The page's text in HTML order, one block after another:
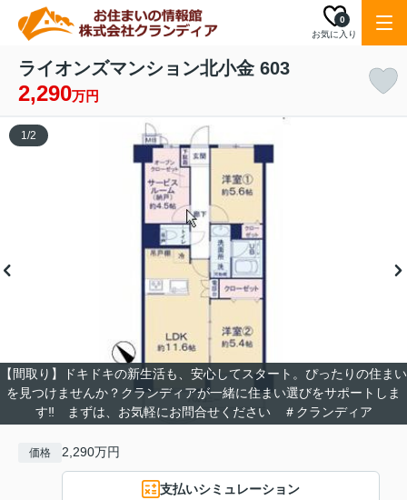
お気に入り
0
ライオンズマンション北小金 603
2,290万円
【間取り】ドキドキの新生活も、安心してスタート。ぴったりの住まい
を見つけませんか？クランディアが一緒に住まい選びをサポートしま
す‼ まずは、お気軽にお問合せください ＃クランディア
1/2
価格 2,290万円
支払いシミュレーション